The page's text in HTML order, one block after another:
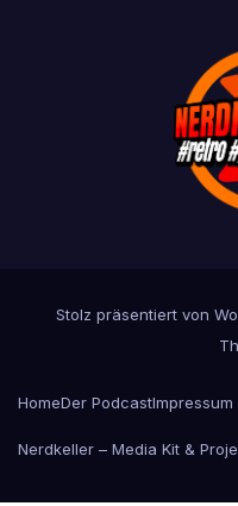
Stolz präsentiert von
HomeDer Podcast
Nerdkeller – Media Kit &